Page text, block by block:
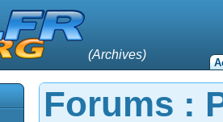
(Archives)
Forums :